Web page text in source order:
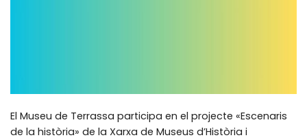
El Museu de Terrassa participa en el projecte «Escenaris
de la història» de la Xarxa de Museus d’Història i